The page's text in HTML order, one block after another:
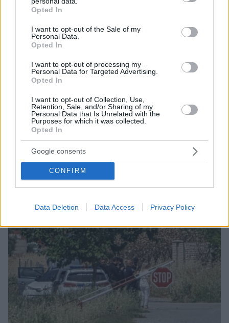
grant or deny consent to Google and its third-party tags to
use your data for below specified purposes in below Google
consent section.
Opted In
I want to opt-out of the Sale of my
Personal Data.
Opted In
I want to opt-out of processing my
Personal Data for Targeted Advertising.
Opted In
I want to opt-out of Collection, Use,
Retention, Sale, and/or Sharing of my
Personal Data that Is Unrelated with the
Purposes for which it was collected.
Opted In
Google consents
CONFIRM
Data Deletion Data Access Privacy Policy
αποτελούν μέρος του αποδεικτικού υλικού μιας
τελευταίων μηνών.
Σχετικά Άρθρα
Ακολουθήστε το protothema.gr στο Google News
και μάθετε πρώτοι όλες τις ειδήσεις
Δείτε όλες τις τελευταίεςΕιδήσειςαπό την Ελλάδα
και τον Κόσμο, τη στιγμή που συμβαίνουν, στο
Protothema.gr